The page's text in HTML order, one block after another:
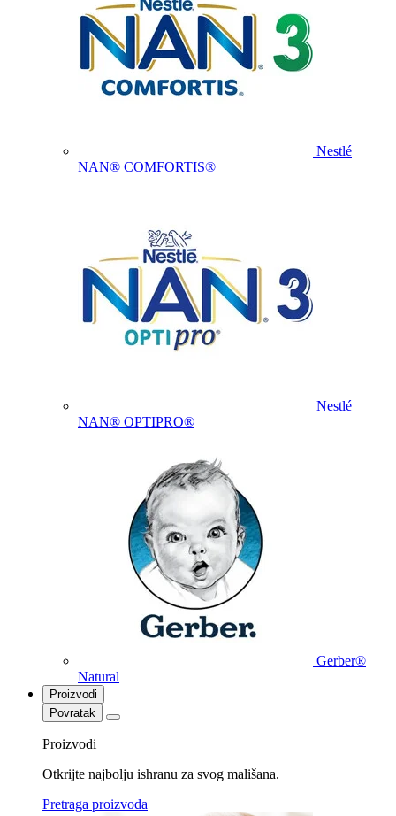
Nestlé
NAN® COMFORTIS®
Nestlé
NAN® OPTIPRO®
Gerber®
Natural
Proizvodi
Povratak
Proizvodi
Otkrijte najbolju ishranu za svog mališana.
Pretraga proizvoda